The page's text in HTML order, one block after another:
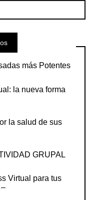
más Potentes
la nueva forma
la salud de sus
GRUPAL
Virtual para tus